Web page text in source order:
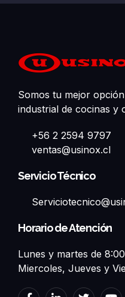
Somos tu mejor
industrial de cocinas y
+56 2 2594 9797
ventas@usinox.cl
Servicio Técnico
Horario de Atención
Lunes y martes de
Miercoles, Jueves y
F
L
T
Y